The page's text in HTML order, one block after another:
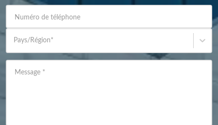
Numéro de téléphone
Pays/Région*
Message *